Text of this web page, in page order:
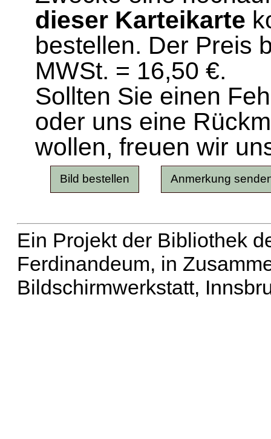
dieser Karteikarte
bestellen. Der Preis
MWSt. = 16,50 €.
Sollten Sie einen
oder uns eine
wollen, freuen wir
Ein Projekt der Bibliothek
Ferdinandeum, in
Bildschirmwerkstatt,